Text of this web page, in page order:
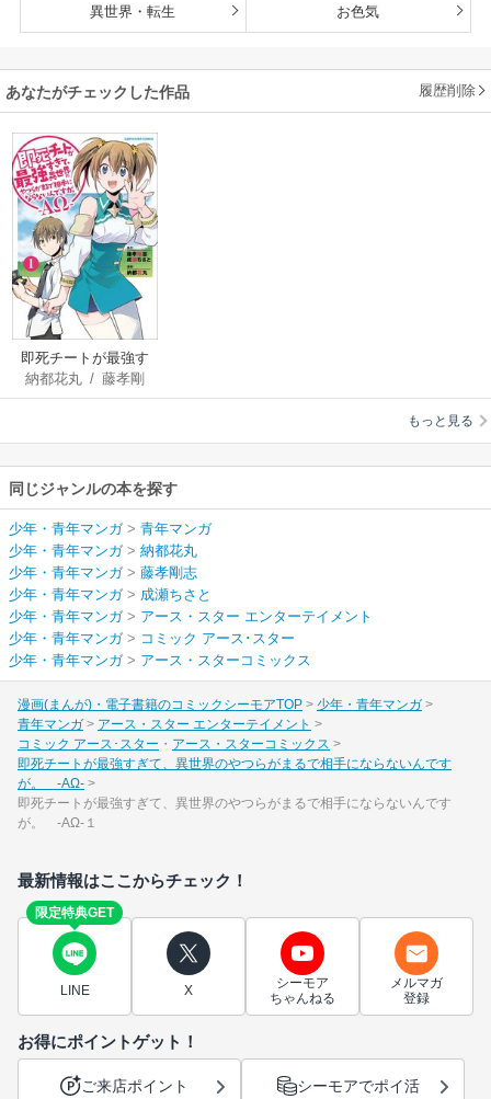
異世界・転生 お色気
あなたがチェックした作品 履歴削除
即死チートが最強す
ぎて、異世界のやつ
らがまるで相手にな
ΑΩ-
納都花丸 /藤孝剛
志/成瀬ちさと
もっと見る
同じジャンルの本を探す
少年・青年マンガ> 青年マンガ
少年・青年マンガ> 納都花丸
少年・青年マンガ> 藤孝剛志
少年・青年マンガ> 成瀬ちさと
少年・青年マンガ> アース・スター エンターテイメント
少年・青年マンガ> コミック アース･スター
少年・青年マンガ> アース・スターコミックス
漫画(まんが)・電子書籍のコミックシーモアTOP
少年・青年マンガ
青年マンガ
アース・スター エンターテイメント
コミック アース･スター
アース・スターコミックス
即死チートが最強すぎて、異世界のやつらがまるで相手にならないんです
が。 -ΑΩ-
即死チートが最強すぎて、異世界のやつらがまるで相手にならないんです
が。 -ΑΩ-１
最新情報はここからチェック！
限定特典GET
LINE X
シーモア
ちゃんねる
メルマガ
登録
お得にポイントゲット！
ご来店ポイント シーモアでポイ活